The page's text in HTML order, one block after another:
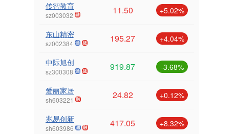
传智教育
sz003032 11.50 +5.02%
东山精密
sz002384 195.27 +4.04%
中际旭创
sz300308 919.87 -3.68%
爱丽家居
sh603221 24.82 +0.12%
兆易创新
sh603986 417.05 +8.32%